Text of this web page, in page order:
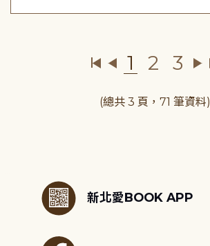
1 2 3
(總共 3 頁，71 筆資料)
新北愛BOOK APP